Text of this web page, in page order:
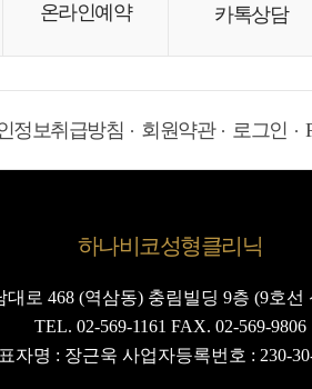
온라인예약 카톡상담
정보취급방침 회원약관 로그인
하나비코성형클리닉
로 468 (역삼동) 충림빌딩 9층 (9호
TEL. 02-569-1161 FAX. 02-569-9806
자명 : 장근욱 사업자등록번호 : 230-